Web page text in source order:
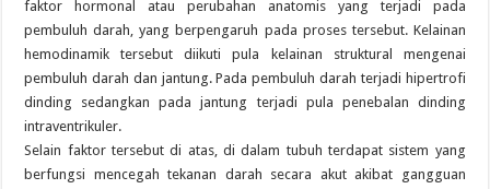
faktor hormonal atau perubahan anatomis yang terjadi pada
pembuluh darah, yang berpengaruh pada proses tersebut. Kelainan
hemodinamik tersebut diikuti pula kelainan struktural mengenai
pembuluh darah dan jantung. Pada pembuluh darah terjadi hipertrofi
dinding sedangkan pada jantung terjadi pula penebalan dinding
intraventrikuler.
Selain faktor tersebut di atas, di dalam tubuh terdapat sistem yang
berfungsi mencegah tekanan darah secara akut akibat gangguan